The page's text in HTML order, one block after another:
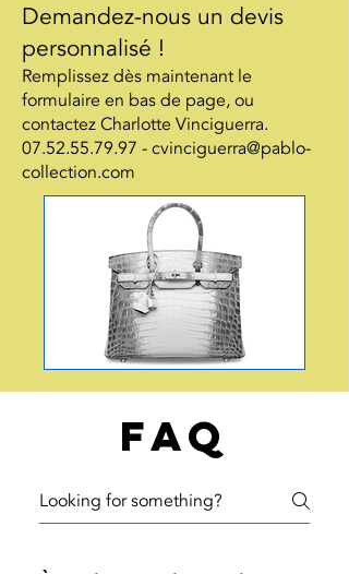
Demandez-nous un devis
personnalisé !
Remplissez dès maintenant le
formulaire en bas de page, ou
contactez Charlotte Vinciguerra.
07.52.55.79.97 -cvinciguerra@pablo-
collection.com
FAQ